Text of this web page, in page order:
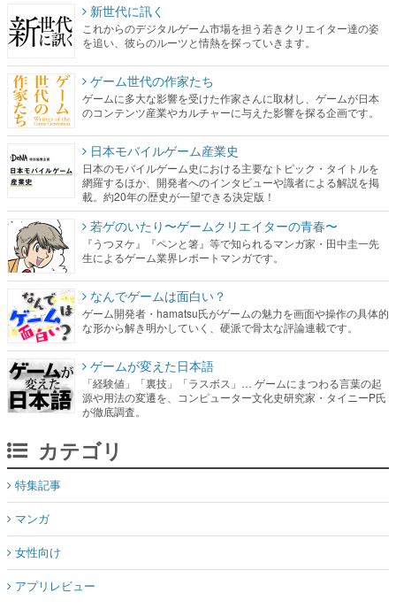
新世代に訊く
これからのデジタルゲーム市場を担う若きクリエイター達の姿
を追い、彼らのルーツと情熱を探っていきます。
ゲーム世代の作家たち
ゲームに多大な影響を受けた作家さんに取材し、ゲームが日本
のコンテンツ産業やカルチャーに与えた影響を探る企画です。
日本モバイルゲーム産業史
日本のモバイルゲーム史における主要なトピック・タイトルを
網羅するほか、開発者へのインタビューや識者による解説を掲
載。約20年の歴史が一望できる決定版！
若ゲのいたり〜ゲームクリエイターの青春〜
『うつヌケ』『ペンと箸』等で知られるマンガ家・田中圭一先
生によるゲーム業界レポートマンガです。
なんでゲームは面白い？
ゲーム開発者・hamatsu氏がゲームの魅力を画面や操作の具体的
な形から解き明かしていく、硬派で骨太な評論連載です。
ゲームが変えた日本語
「経験値」「裏技」「ラスボス」… ゲームにまつわる言葉の起
源や用法の変遷を、コンピューター文化史研究家・タイニーP氏
が徹底調査。
カテゴリ
特集記事
マンガ
女性向け
アプリレビュー